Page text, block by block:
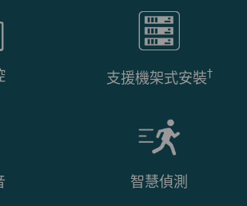
支援機架式安裝†
智慧偵測